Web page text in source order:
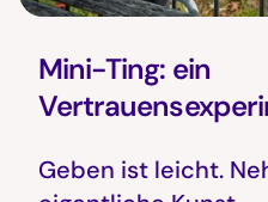
Mini-Ting: ein
Geben ist leicht.